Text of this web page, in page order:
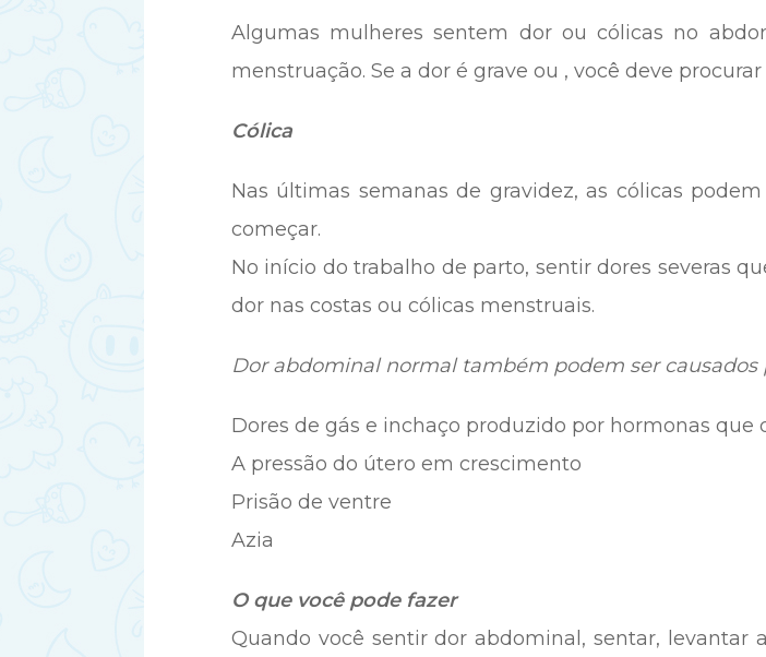
Algumas mulheres sentem dor ou cólicas no
menstruação. Se a dor é grave ou , você deve
Cólica
Nas últimas semanas de gravidez, as cólicas
começar.
No início do trabalho de parto, sentir dores severas
dor nas costas ou cólicas menstruais.
Dor abdominal normal também podem ser causados
Dores de gás e inchaço produzido por hormonas
A pressão do útero em crescimento
Prisão de ventre
Azia
O que você pode fazer
Quando você sentir dor abdominal, sentar, levantar